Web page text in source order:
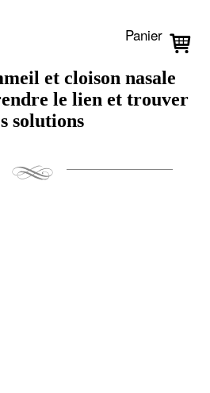
Panier
et cloison nasale
le lien et trouver
solutions